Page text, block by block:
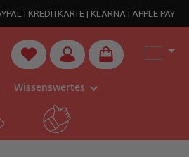
| KREDITKARTE | KLARNA | APPLE PAY
Du hast 0 Produkte auf dem
Wissenswertes